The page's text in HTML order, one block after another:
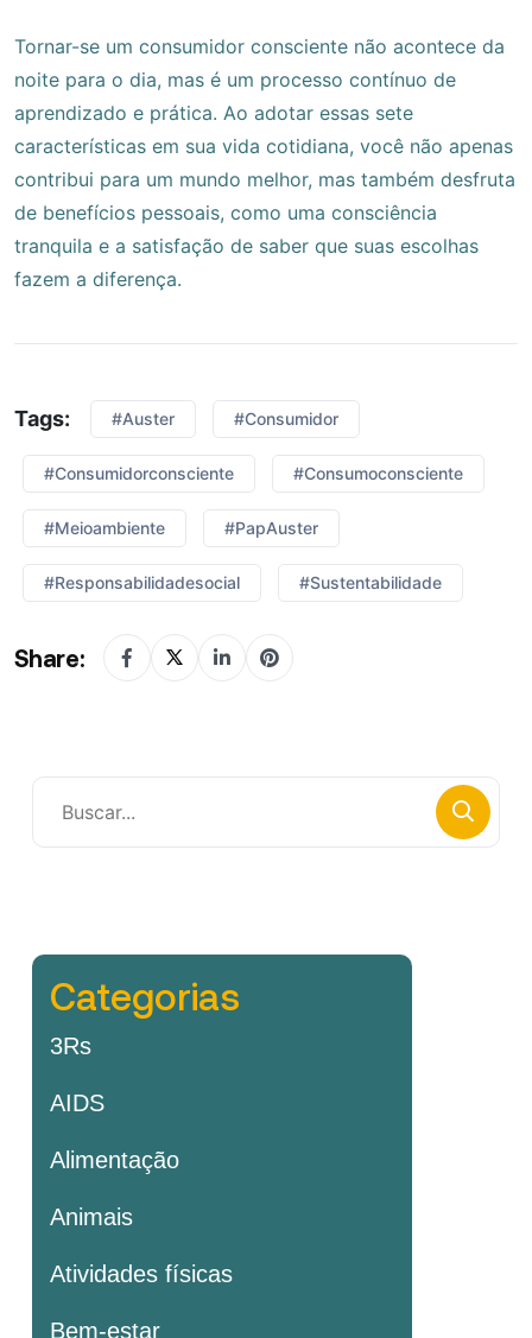
Tornar-se um consumidor consciente não acontece da
noite para o dia, mas é um processo contínuo de
aprendizado e prática. Ao adotar essas sete
características em sua vida cotidiana, você não apenas
contribui para um mundo melhor, mas também desfruta
de benefícios pessoais, como uma consciência
tranquila e a satisfação de saber que suas escolhas
fazem a diferença.
Tags: #Auster #consumidor
#consumidorconsciente #consumoconsciente
#meioambiente #PapAuster
#responsabilidadesocial #Sustentabilidade
Share:
Categorias
3Rs
AIDS
Alimentação
Animais
Atividades físicas
Bem-estar